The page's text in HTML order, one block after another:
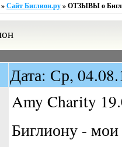
»Сайт Биглион.ру»ОТЗЫВЫ о
Дата: Ср,
Amy Charity
Биглиону - мои